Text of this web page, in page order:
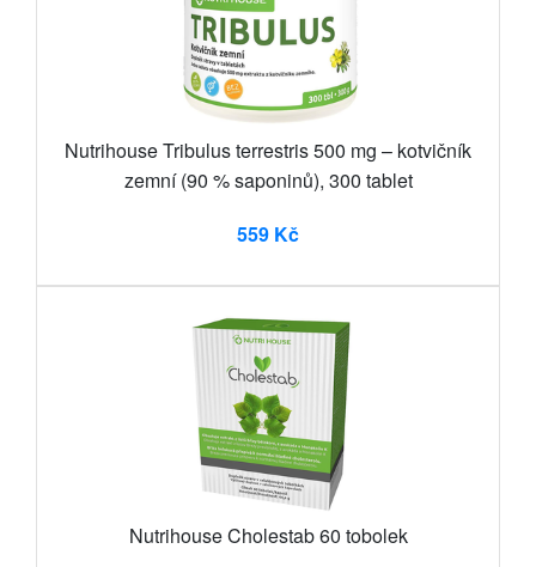
Nutrihouse Tribulus terrestris 500 mg – kotvičník
zemní (90 % saponinů), 300 tablet
559 Kč
Nutrihouse Cholestab 60 tobolek